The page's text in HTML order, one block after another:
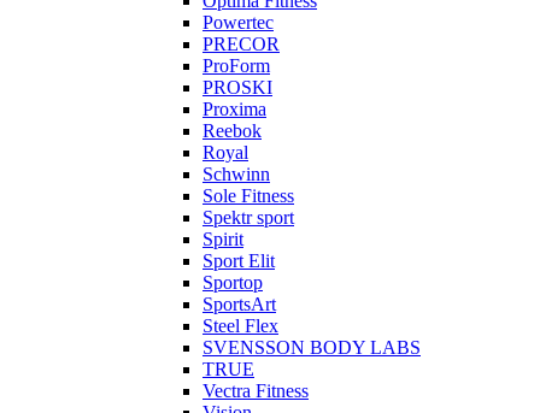
Powertec
PRECOR
ProForm
PROSKI
Proxima
Reebok
Royal
Schwinn
Sole Fitness
Spektr sport
Spirit
Sport Elit
Sportop
SportsArt
Steel Flex
SVENSSON BODY LABS
TRUE
Vectra Fitness